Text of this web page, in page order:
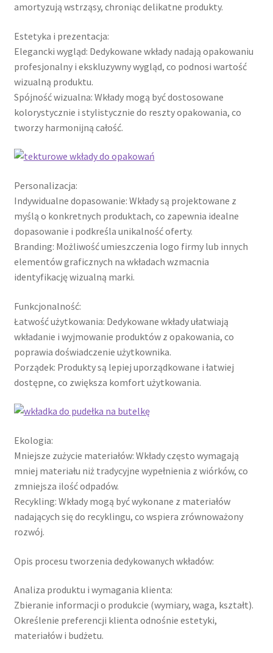
O firmie
Obserwowane
Oferta na wino
Polityka prywatności
Pudełko świąteczne, jakość Premium
Shop
Shopping Tips
Shopping Tips
Terms of Use
Track Your Order
amortyzują wstrząsy, chroniąc delikatne produkty.
Estetyka i prezentacja:
Elegancki wygląd: Dedykowane wkłady nadają opakowaniu
profesjonalny i ekskluzywny wygląd, co podnosi wartość
wizualną produktu.
Spójność wizualna: Wkłady mogą być dostosowane
kolorystycznie i stylistycznie do reszty opakowania, co
tworzy harmonijną całość.
Personalizacja:
Indywidualne dopasowanie: Wkłady są projektowane z
myślą o konkretnych produktach, co zapewnia idealne
dopasowanie i podkreśla unikalność oferty.
Branding: Możliwość umieszczenia logo firmy lub innych
elementów graficznych na wkładach wzmacnia
identyfikację wizualną marki.
Funkcjonalność:
Łatwość użytkowania: Dedykowane wkłady ułatwiają
wkładanie i wyjmowanie produktów z opakowania, co
poprawia doświadczenie użytkownika.
Porządek: Produkty są lepiej uporządkowane i łatwiej
dostępne, co zwiększa komfort użytkowania.
Ekologia:
Mniejsze zużycie materiałów: Wkłady często wymagają
mniej materiału niż tradycyjne wypełnienia z wiórków, co
zmniejsza ilość odpadów.
Recykling: Wkłady mogą być wykonane z materiałów
nadających się do recyklingu, co wspiera zrównoważony
rozwój.
Opis procesu tworzenia dedykowanych wkładów:
Analiza produktu i wymagania klienta:
Zbieranie informacji o produkcie (wymiary, waga, kształt).
Określenie preferencji klienta odnośnie estetyki,
materiałów i budżetu.